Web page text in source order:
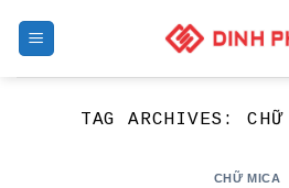
TAG ARCHIVES:
CHỮ MICA